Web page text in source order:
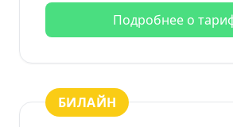
Подробнее о
БИЛАЙН